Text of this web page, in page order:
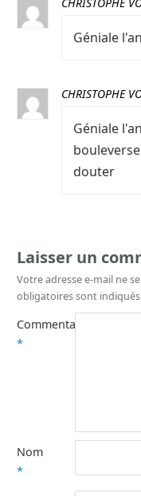
Géniale
CHRISTOPHE
Géniale
douter
Laisser un
Votre adresse e-mail ne
obligatoires sont indiqués
Commentaire
*
Nom
*